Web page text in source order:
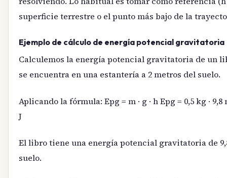
superficie terrestre o el punto más bajo de la
Ejemplo de cálculo de energía potencial gravitatoria
Calculemos la energía potencial gravitatoria de un
se encuentra en una estantería a 2 metros del suelo.
Aplicando la fórmula: Epg = m · g · h Epg = 0,5 kg · 9,8
J
El libro tiene una energía potencial gravitatoria de
suelo.